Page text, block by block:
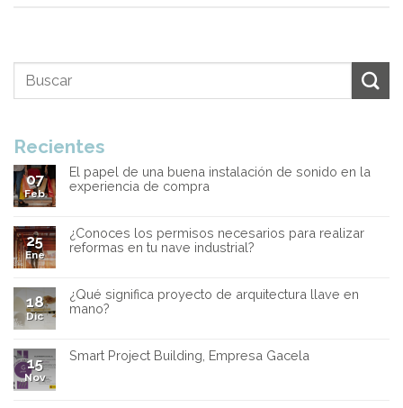
Recientes
07
Feb
El papel de una buena instalación de sonido en la
experiencia de compra
25
Ene
¿Conoces los permisos necesarios para realizar
reformas en tu nave industrial?
18
Dic
¿Qué significa proyecto de arquitectura llave en
mano?
15
Nov
Smart Project Building, Empresa Gacela